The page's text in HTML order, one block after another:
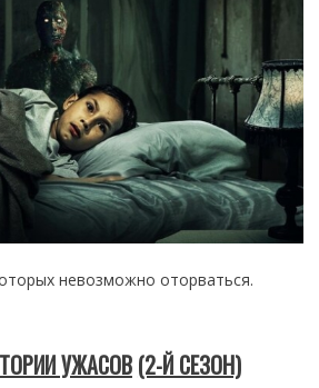
невозможно оторваться.
УЖАСОВ (2-Й СЕЗОН)